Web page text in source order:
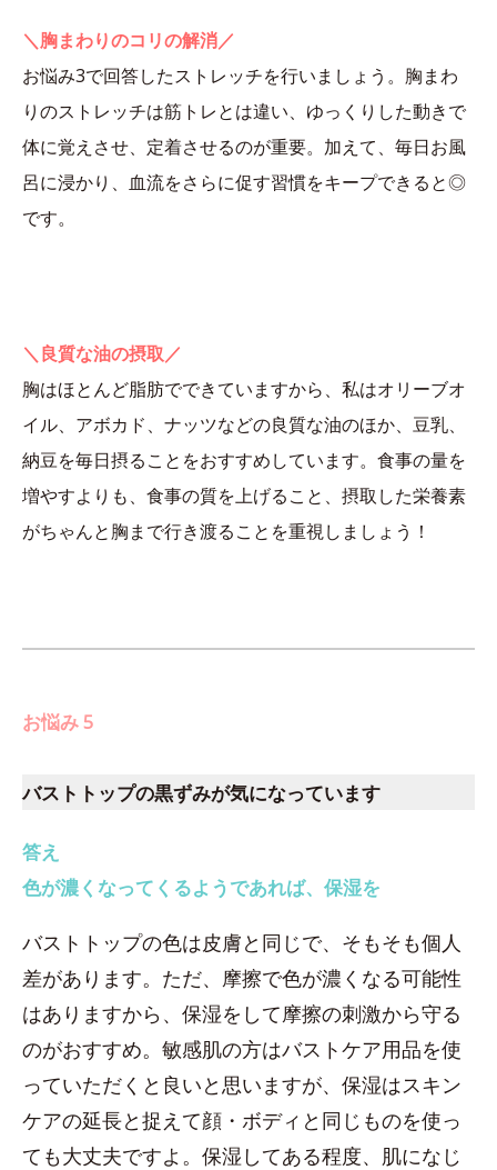
＼胸まわりのコリの解消／
お悩み3で回答したストレッチを行いましょう。胸まわ
りのストレッチは筋トレとは違い、ゆっくりした動きで
体に覚えさせ、定着させるのが重要。加えて、毎日お風
呂に浸かり、血流をさらに促す習慣をキープできると◎
です。
＼良質な油の摂取／
胸はほとんど脂肪でできていますから、私はオリーブオ
イル、アボカド、ナッツなどの良質な油のほか、豆乳、
納豆を毎日摂ることをおすすめしています。食事の量を
増やすよりも、食事の質を上げること、摂取した栄養素
がちゃんと胸まで行き渡ることを重視しましょう！
お悩み 5
バストトップの黒ずみが気になっています
答え
色が濃くなってくるようであれば、保湿を
バストトップの色は皮膚と同じで、そもそも個人
差があります。ただ、摩擦で色が濃くなる可能性
はありますから、保湿をして摩擦の刺激から守る
のがおすすめ。敏感肌の方はバストケア用品を使
っていただくと良いと思いますが、保湿はスキン
ケアの延長と捉えて顔・ボディと同じものを使っ
ても大丈夫ですよ。保湿してある程度、肌になじ